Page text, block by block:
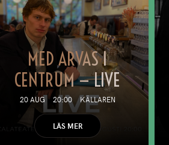
MED ARVAS I
CENTRUM — LIVE
20 AUG 20:00 KÄLLAREN
LÄS MER